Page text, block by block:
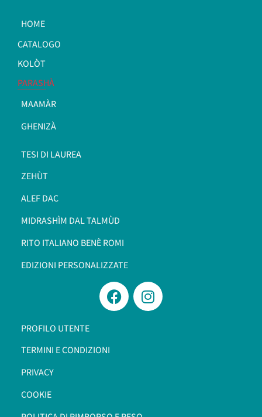
HOME
CATALOGO
KOLÒT
PARASHÀ
MAAMÀR
GHENIZÀ
TESI DI LAUREA
ZEHÙT
ALEF DAC
MIDRASHÌM DAL TALMÙD
RITO ITALIANO BENÈ ROMI​
EDIZIONI PERSONALIZZATE
PROFILO UTENTE
TERMINI E CONDIZIONI
PRIVACY
COOKIE